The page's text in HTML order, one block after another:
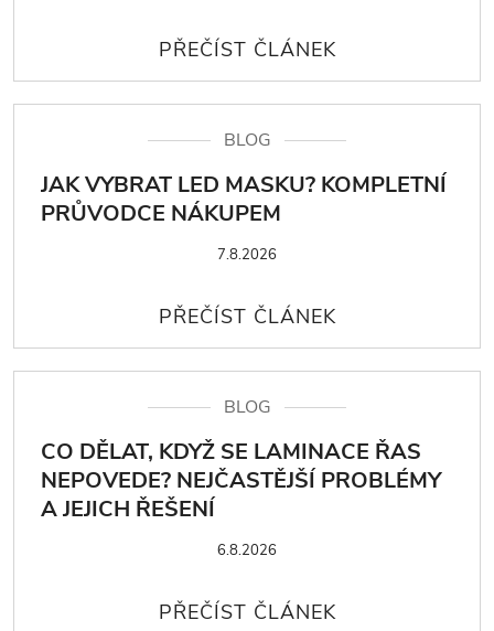
BLOG
JAK VYBRAT LED MASKU? KOMPLETNÍ
PRŮVODCE NÁKUPEM
7.8.2026
BLOG
CO DĚLAT, KDYŽ SE LAMINACE ŘAS
NEPOVEDE? NEJČASTĚJŠÍ PROBLÉMY
A JEJICH ŘEŠENÍ
6.8.2026